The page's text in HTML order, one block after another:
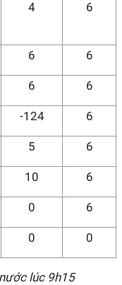
4 6
6 6
6 6
-124 6
5 6
10 6
0 6
0 0
lúc 9h15